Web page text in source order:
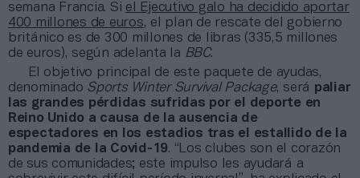
semana Francia. Si el Ejecutivo galo ha decidido aportar
400 millones de euros, el plan de rescate del gobierno
británico es de 300 millones de libras (335,5 millones
de euros), según adelanta la BBC.
El objetivo principal de este paquete de ayudas,
denominado Sports Winter Survival Package, será paliar
las grandes pérdidas sufridas por el deporte en
Reino Unido a causa de la ausencia de
espectadores en los estadios tras el estallido de la
pandemia de la Covid-19. “Los clubes son el corazón
de sus comunidades; este impulso les ayudará a